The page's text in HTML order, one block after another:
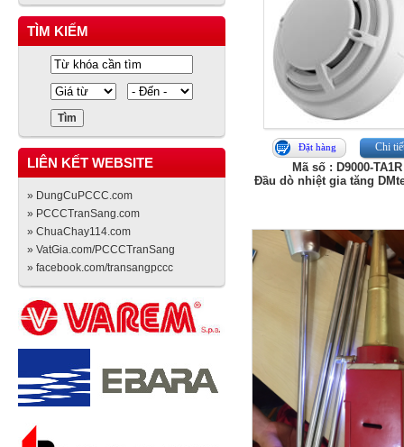
TÌM KIẾM
LIÊN KẾT WEBSITE
» DungCuPCCC.com
» PCCCTranSang.com
» ChuaChay114.com
» VatGia.com/PCCCTranSang
» facebook.com/transangpccc
Đặt hàng Chi
Mã số : D9000-TA1R
Đầu dò nhiệt gia tăng